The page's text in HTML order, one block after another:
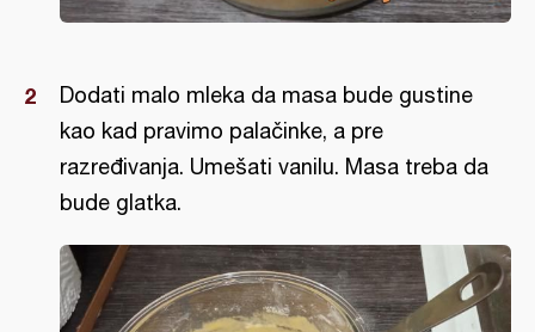
Dodati malo mleka da masa bude gustine
kao kad pravimo palačinke, a pre
razređivanja. Umešati vanilu. Masa treba da
bude glatka.